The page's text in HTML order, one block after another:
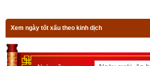
Xem ngày tốt xấu theo kinh dịch